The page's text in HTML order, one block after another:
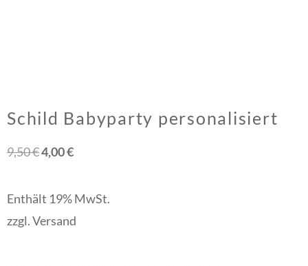
Schild Babyparty personalisiert
9,50€4,00€
Enthält 19% MwSt.
zzgl.Versand